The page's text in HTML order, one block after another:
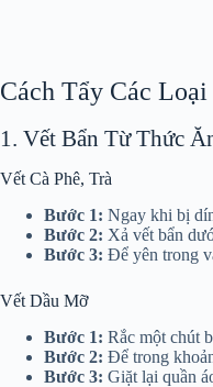
Cách Tẩy Các
1. Vết Bẩn Từ Thức
Vết Cà Phê, Trà
Bước 1: Ngay khi bị
Bước 2: Xả vết bẩn
Bước 3: Để yên trong
Vết Dầu Mỡ
Bước 1: Rắc một chút
Bước 2: Để trong
Bước 3: Giặt lại quần